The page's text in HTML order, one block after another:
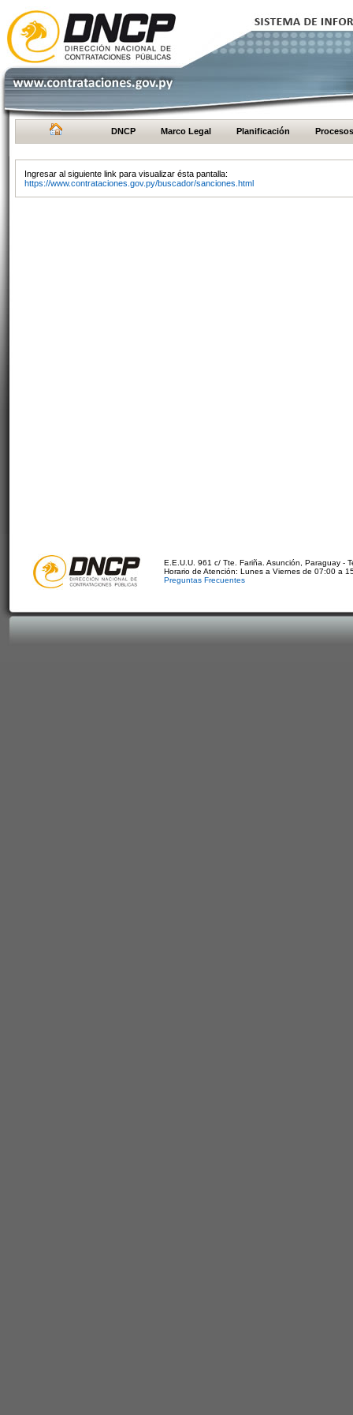
DNCP Marco Legal Planificación Procesos
Ingresar al siguiente link para visualizar ésta pantalla:
https://www.contrataciones.gov.py/buscador/sanciones.html
E.E.U.U. 961 c/ Tte. Fariña. Asunción, Paraguay -
Horario de Atención: Lunes a Viernes de 07:00 a
Preguntas Frecuentes